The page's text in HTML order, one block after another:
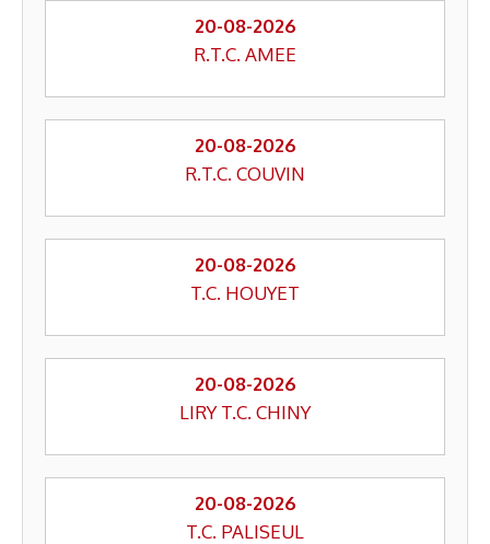
20-08-2026
R.T.C. AMEE
20-08-2026
R.T.C. COUVIN
20-08-2026
T.C. HOUYET
20-08-2026
LIRY T.C. CHINY
20-08-2026
T.C. PALISEUL